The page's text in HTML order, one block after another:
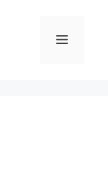
Menu